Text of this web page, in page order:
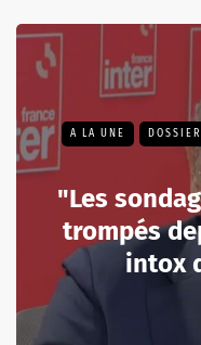
A LA UNE
"Les
trompés
intox